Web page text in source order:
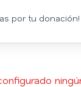
por tu donación!